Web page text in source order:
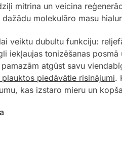
mitrina un veicina
dažādu molekulāro masu
veiktu dubultu funkciju:
iekļaujas tonizēšanas
atgūst savu
piedāvātie risinājumi.
kas izstaro mieru un